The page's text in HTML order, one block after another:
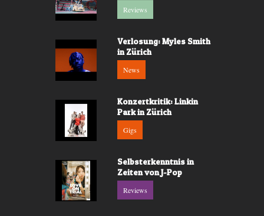
Reviews
Verlosung: Myles Smith
in Zürich
News
Konzertkritik: Linkin
Park in Zürich
Gigs
Selbsterkenntnis in
Zeiten von J-Pop
Reviews